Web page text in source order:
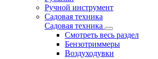
Ручной инструмент
Садовая техника
Садовая техника
Смотреть весь раздел
Бензотриммеры
Воздуходувки